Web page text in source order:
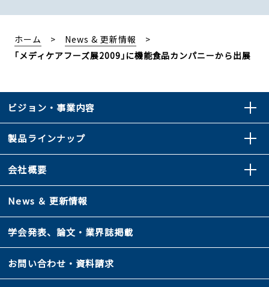
ホーム
News & 更新情報
｢メディケアフーズ展2009｣に機能食品カンパニーから出展
ビジョン・事業内容
製品ラインナップ
会社概要
News ＆ 更新情報
学会発表、論文・業界誌掲載
お問い合わせ・資料請求